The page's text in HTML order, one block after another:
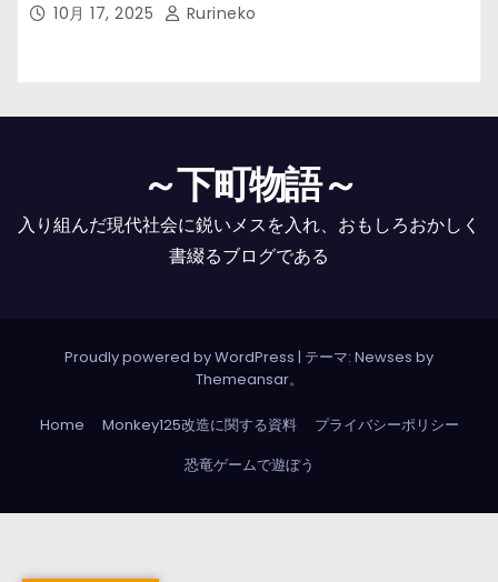
10月 17, 2025 Rurineko
～下町物語～
入り組んだ現代社会に鋭いメスを入れ、おもしろおかしく
書綴るブログである
Proudly powered by WordPress | テーマ: Newses by
Themeansar。
Home Monkey125改造に関する資料
プライバシーポリシー
恐竜ゲームで遊ぼう